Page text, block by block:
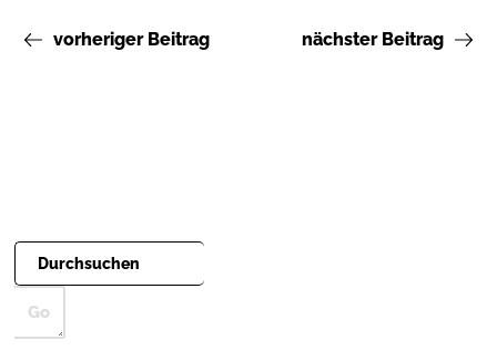
vorheriger Beitrag nächster Beitrag